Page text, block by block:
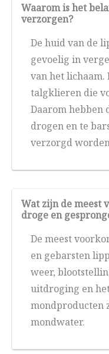
Waarom is het
verzorgen?
De huid van de
gevoelig in
van het lichaam.
talgklieren die
Daarom hebben
drogen en te
verzorgd
Wat zijn de meest
droge en
De meest
en gebarsten
weer,
uitdroging en
mondproducten
mondwater.